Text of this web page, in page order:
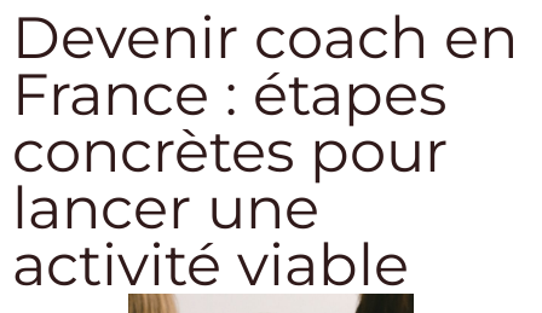
Devenir coach en
France : étapes
concrètes pour
lancer une
activité viable